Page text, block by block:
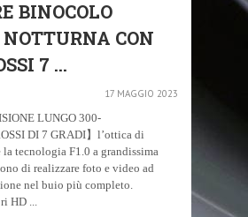
BINOCOLO
CON
7 ...
17 MAGGIO 2023
LUNGO 300-
DI 7 GRADI】l’ottica di
tecnologia F1.0 a grandissima
di realizzare foto e video ad
nel buio più completo.
HD ...